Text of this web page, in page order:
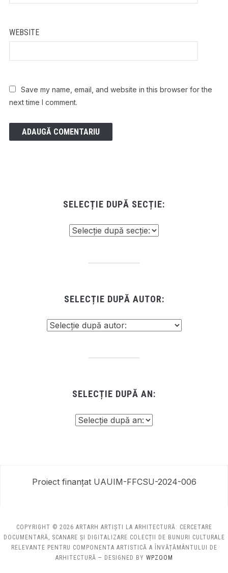
WEBSITE
Save my name, email, and website in this browser for the
next time I comment.
SELECȚIE DUPĂ SECȚIE:
SELECȚIE DUPĂ AUTOR:
SELECȚIE DUPĂ AN:
Proiect finanțat UAUIM-FFCSU-2024-006
COPYRIGHT © 2026 ARTARH ARTIȘTI LA ARHITECTURĂ: CERCETARE
DOCUMENTARĂ, SCANARE ȘI DIGITALIZARE COLECȚII DE BUNURI CULTURALE
RELEVANTE PENTRU COMPONENTA ARTISTICĂ A ÎNVĂȚĂMÂNTULUI DE
ARHITECTURĂ — DESIGNED BY WPZOOM